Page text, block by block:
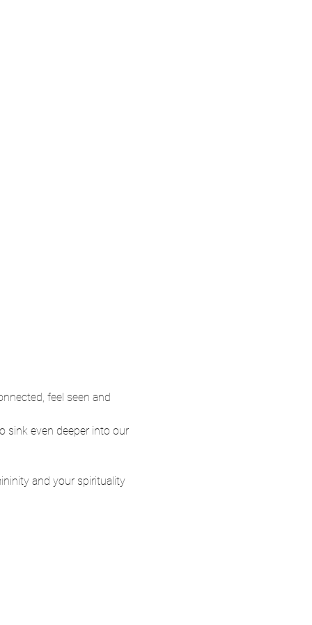
feel seen and
sink even deeper into our
and your spirituality